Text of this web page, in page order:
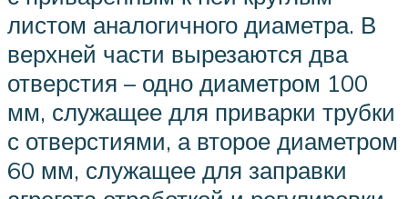
листом аналогичного диаметра. В
верхней части вырезаются два
отверстия – одно диаметром 100
мм, служащее для приварки трубки
с отверстиями, а второе диаметром
60 мм, служащее для заправки